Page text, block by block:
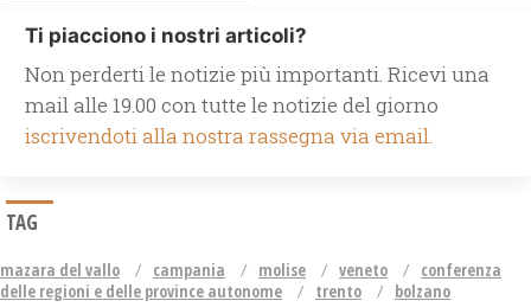
Ti piacciono i nostri articoli?
Non perderti le notizie più importanti. Ricevi una
mail alle 19.00 con tutte le notizie del giorno
iscrivendoti alla nostra rassegna via email.
TAG
mazara del vallo campania molise veneto
conferenza
delle regioni e delle province autonome
trento bolzano